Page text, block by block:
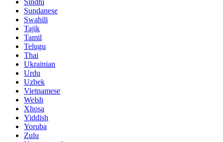
Sundanese
Swahili
Tajik
Tamil
Telugu
Thai
Ukrainian
Urdu
Uzbek
Vietnamese
Welsh
Xhosa
Yiddish
Yoruba
Zulu